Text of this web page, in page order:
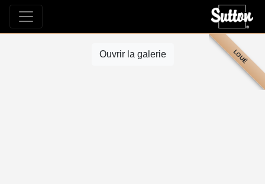
LOUÉ
Ouvrir la galerie